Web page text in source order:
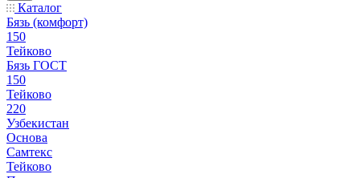
Каталог
Бязь (комфорт)
150
Тейково
Бязь ГОСТ
150
Тейково
220
Узбекистан
Основа
Самтекс
Тейково